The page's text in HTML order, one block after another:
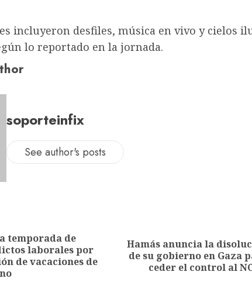
incluyeron desfiles, música en vivo y cielos
lo reportado en la jornada.
soporteinfix
See author's posts
temporada de
laborales por
de vacaciones de
Hamás anuncia la
de su gobierno en Gaza
ceder el control al